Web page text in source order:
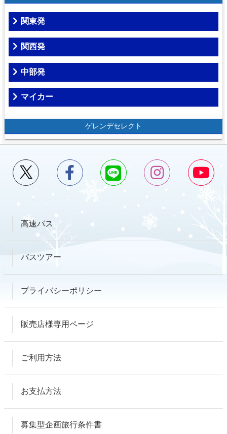
関東発
関西発
中部発
マイカー
ゲレンデセレクト
高速バス
バスツアー
プライバシーポリシー
販売店様専用ページ
ご利用方法
お支払方法
募集型企画旅行条件書